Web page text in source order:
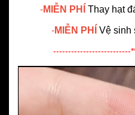
-MIỄN PHÍ Thay hạt
-MIỄN PHÍ Vệ sinh
--------------------------